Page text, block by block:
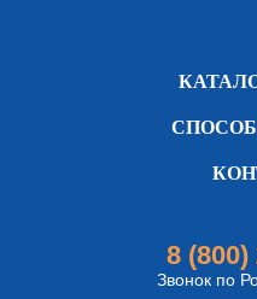
8 (800)
Звонок по